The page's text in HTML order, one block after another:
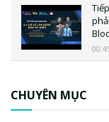
CHUYÊN MỤC